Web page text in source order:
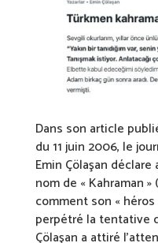
Dans son article
du 11 juin 2006, le
Emin Çölaşan
nom de « Kahraman
comment son «
perpétré la tentative
Çölaşan a attiré